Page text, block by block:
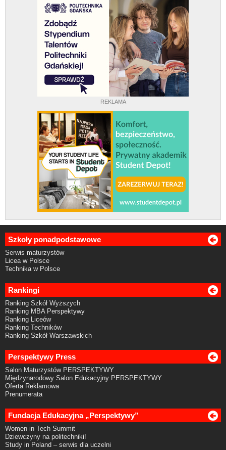
REKLAMA
Szkoły ponadpodstawowe
Serwis maturzystów
Licea w Polsce
Technika w Polsce
Rankingi
Ranking Szkół Wyższych
Ranking MBA Perspektywy
Ranking Liceów
Ranking Techników
Ranking Szkół Warszawskich
Perspektywy Press
Salon Maturzystów PERSPEKTYWY
Międzynarodowy Salon Edukacyjny PERSPEKTYWY
Oferta Reklamowa
Prenumerata
Fundacja Edukacyjna „Perspektywy”
Women in Tech Summit
Dziewczyny na politechniki!
Study in Poland – serwis dla uczelni